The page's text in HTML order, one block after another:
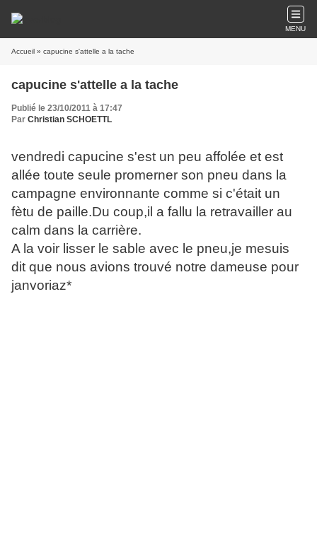
MENU
Accueil » capucine s'attelle a la tache
capucine s'attelle a la tache
Publié le 23/10/2011 à 17:47
Par Christian SCHOETTL
vendredi capucine s'est un peu affolée et est
allée toute seule promerner son pneu dans la
campagne environnante comme si c'était un
fètu de paille.Du coup,il a fallu la retravailler au
calm dans la carrière.
A la voir lisser le sable avec le pneu,je mesuis
dit que nous avions trouvé notre dameuse pour
janvoriaz*